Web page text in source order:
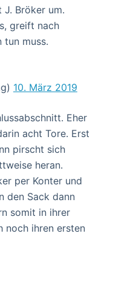
J. Bröker um.
greift nach
tun muss.
10. März 2019
Eher
acht Tore. Erst
pirscht sich
heran.
per Konter und
den Sack dann
somit in ihrer
noch ihren ersten